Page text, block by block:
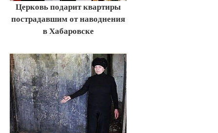
Церковь подарит квартиры
пострадавшим от наводнения
в Хабаровске